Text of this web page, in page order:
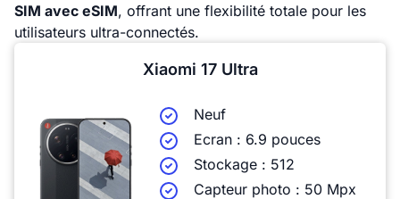
SIM avec eSIM, offrant une flexibilité totale pour les
utilisateurs ultra-connectés.
Xiaomi 17 Ultra
Neuf
Ecran : 6.9 pouces
Stockage : 512
Capteur photo : 50 Mpx